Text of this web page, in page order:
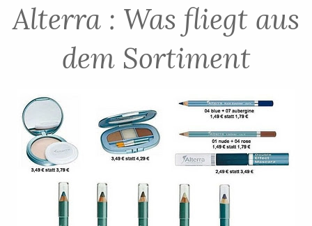
Alterra : Was fliegt aus
dem Sortiment